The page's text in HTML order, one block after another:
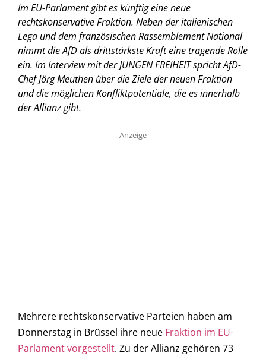
Im EU-Parlament gibt es künftig eine neue
rechtskonservative Fraktion. Neben der italienischen
Lega und dem französischen Rassemblement National
nimmt die AfD als drittstärkste Kraft eine tragende Rolle
ein. Im Interview mit der JUNGEN FREIHEIT spricht AfD-
Chef Jörg Meuthen über die Ziele der neuen Fraktion
und die möglichen Konfliktpotentiale, die es innerhalb
der Allianz gibt.
Anzeige
Mehrere rechtskonservative Parteien haben am
Donnerstag in Brüssel ihre neue Fraktion im EU-
Parlament vorgestellt. Zu der Allianz gehören 73